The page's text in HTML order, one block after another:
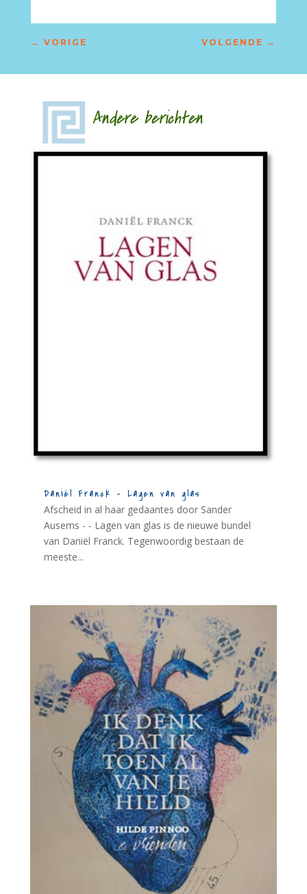
← VORIGE VOLGENDE →
Andere berichten
Daniël Franck – Lagen van glas
Afscheid in al haar gedaantes door Sander
Ausems - - Lagen van glas is de nieuwe bundel
van Daniël Franck. Tegenwoordig bestaan de
meeste...